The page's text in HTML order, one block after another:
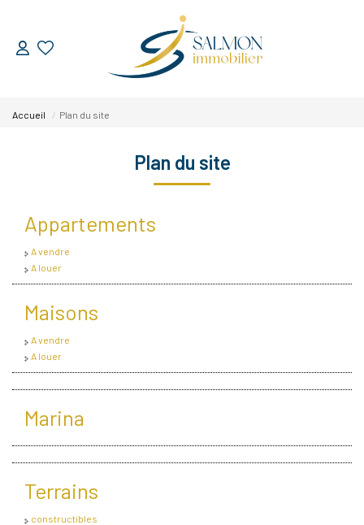
ESTIMER
Nos Services
Notre Agence
Nous Recrutons
Accueil Plan du site
Plan du site
Appartements
A vendre
A louer
Maisons
A vendre
A louer
Marina
Terrains
constructibles